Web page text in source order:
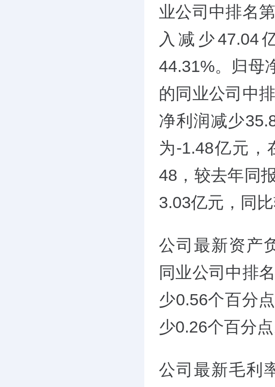
业公司中排名
入减少47.04
44.31%。归母
的同业公司中
净利润减少
为-1.48亿元，
48，较去年同
3.03亿元，同
公司最新资产
同业公司中排
少0.56个百分
少0.26个百分点
公司最新毛利